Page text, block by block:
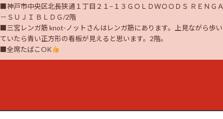
■神戸市中央区北長狭通１丁目２１−１３ＧＯＬＤＷＯＯＤＳ ＲＥＮＧＡ
－ＳＵＪＩ ＢＬＤＧ/2階
■三宮レンガ筋 knot-ノットさんはレンガ筋にあります。上見ながら歩い
ていたら青い正方形の看板が見えると思います。2階。
■全席たばこOK